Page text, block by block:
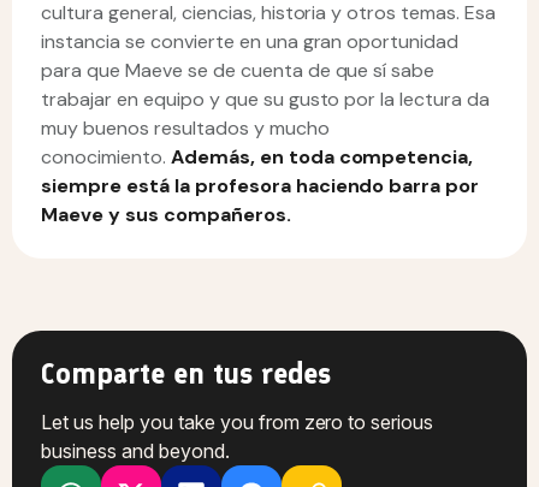
cultura general, ciencias, historia y otros temas. Esa
instancia se convierte en una gran oportunidad
para que Maeve se de cuenta de que sí sabe
trabajar en equipo y que su gusto por la lectura da
muy buenos resultados y mucho
conocimiento. Además, en toda competencia,
siempre está la profesora haciendo barra por
Maeve y sus compañeros.
Comparte en tus redes
Let us help you take you from zero to serious
business and beyond.